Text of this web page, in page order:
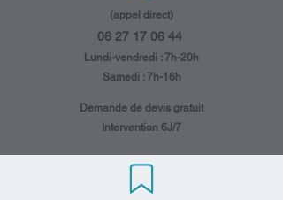
(appel direct)
06 27 17 06 44
Lundi-vendredi : 7h-20h
Samedi : 7h-16h​​
​Demande de devis gratuit
Intervention 6J/7